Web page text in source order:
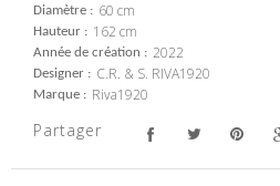
Diamètre 60 cm
Hauteur 162 cm
Année de création 2022
Designer C.R. & S. RIVA1920
Marque Riva1920
Partager